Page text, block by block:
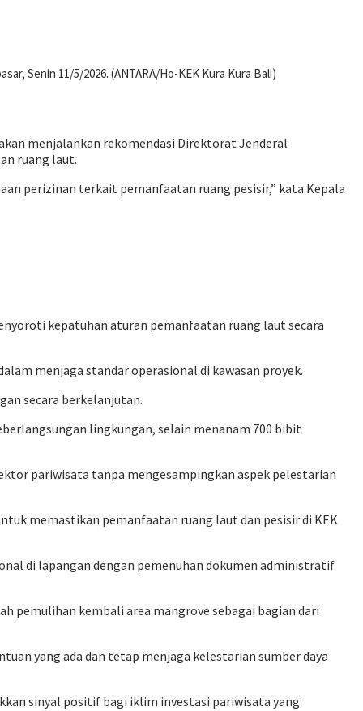
Senin 11/5/2026. (ANTARA/Ho-KEK Kura Kura Bali)
menjalankan rekomendasi Direktorat Jenderal
ruang laut.
perizinan terkait pemanfaatan ruang pesisir,” kata Kepala
kepatuhan aturan pemanfaatan ruang laut secara
menjaga standar operasional di kawasan proyek.
secara berkelanjutan.
lingkungan, selain menanam 700 bibit
pariwisata tanpa mengesampingkan aspek pelestarian
memastikan pemanfaatan ruang laut dan pesisir di KEK
di lapangan dengan pemenuhan dokumen administratif
pemulihan kembali area mangrove sebagai bagian dari
yang ada dan tetap menjaga kelestarian sumber daya
sinyal positif bagi iklim investasi pariwisata yang